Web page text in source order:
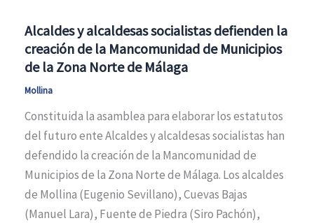
Alcaldes y alcaldesas socialistas defienden la
creación de la Mancomunidad de Municipios
de la Zona Norte de Málaga
Mollina
Constituida la asamblea para elaborar los estatutos
del futuro ente Alcaldes y alcaldesas socialistas han
defendido la creación de la Mancomunidad de
Municipios de la Zona Norte de Málaga. Los alcaldes
de Mollina (Eugenio Sevillano), Cuevas Bajas
(Manuel Lara), Fuente de Piedra (Siro Pachón),